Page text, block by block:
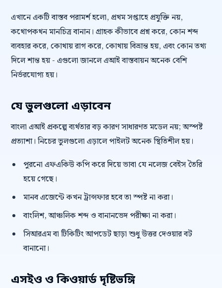
এখানে একটি বাস্তব পরামর্শ হলো, প্রথম সপ্তাহে প্রযুক্তি নয়,
কথোপকথন মানচিত্র বানান। গ্রাহক কীভাবে প্রশ্ন করে, কোন শব্দ
ব্যবহার করে, কোথায় রাগ করে, কোথায় বিভ্রান্ত হয়, এবং কোন তথ্য
দিলে শান্ত হয় - এগুলো জানলে এআই বাস্তবায়ন অনেক বেশি
নির্ভরযোগ্য হয়।
যে ভুলগুলো এড়াবেন
বাংলা এআই প্রকল্পে ব্যর্থতার বড় কারণ সাধারণত মডেল নয়; অস্পষ্ট
প্রত্যাশা। নিচের ভুলগুলো এড়ালে পাইলট অনেক স্থিতিশীল হয়।
পুরনো এফএকিউ কপি করে দিয়ে ভাবা যে নলেজ বেইস তৈরি
হয়ে গেছে।
মানব এজেন্টে কখন ট্রান্সফার হবে তা স্পষ্ট না করা।
বাংলিশ, আঞ্চলিক শব্দ ও বানানভেদ পরীক্ষা না করা।
সিআরএম বা টিকিটিং আপডেট ছাড়া শুধু উত্তর দেওয়ার বট
বানানো।
এসইও ও কিওয়ার্ড দৃষ্টিভঙ্গি